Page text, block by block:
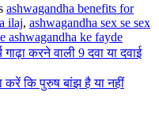
ashwagandha benefits for
ilaj, ashwagandha sex se sex
ashwagandha ke fayde
गाढ़ा करने वाली 9 दवा या दवाई
कि पुरुष बांझ है या नहीं